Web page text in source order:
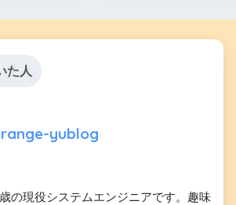
た人
yublog
の現役システムエンジニアです。趣味